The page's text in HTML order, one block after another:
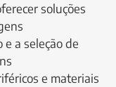
soluções
a seleção de
e materiais